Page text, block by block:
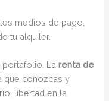
medios de pago,
tu alquiler.
portafolio. Larenta de
que conozcas y
libertad en la